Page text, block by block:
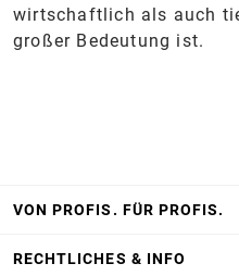
wirtschaftlich als auch
großer Bedeutung ist.
VON PROFIS. FÜR PROFIS.
RECHTLICHES & INFO